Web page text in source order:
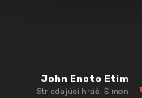
John Enoto Etim
Striedajúci hráč: Šimon